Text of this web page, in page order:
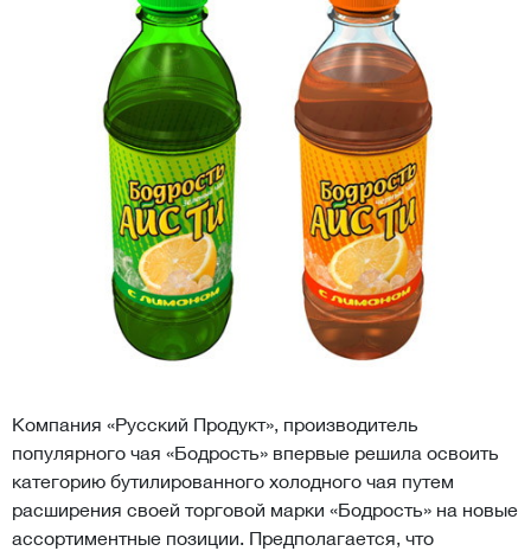
Компания «Русский Продукт», производитель
популярного чая «Бодрость» впервые решила освоить
категорию бутилированного холодного чая путем
расширения своей торговой марки «Бодрость» на новые
ассортиментные позиции. Предполагается, что